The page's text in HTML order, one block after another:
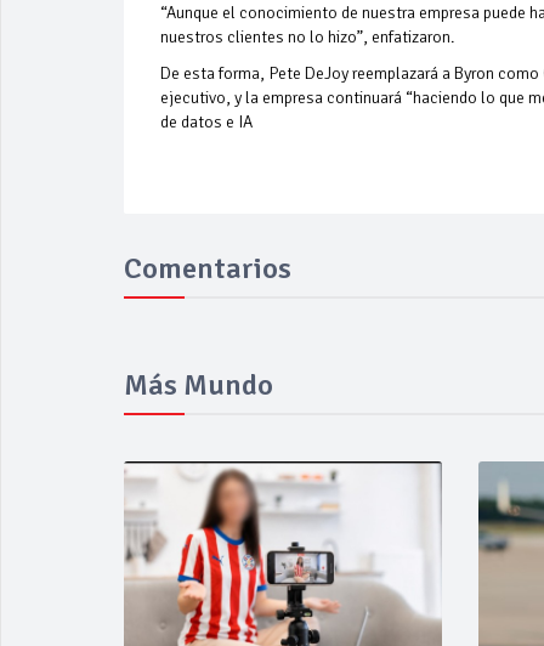
“Aunque el conocimiento de nuestra empresa puede
nuestros clientes no lo hizo”, enfatizaron.
De esta forma, Pete DeJoy reemplazará a Byron
ejecutivo, y la empresa continuará “haciendo lo que
de datos e IA
Comentarios
Más Mundo